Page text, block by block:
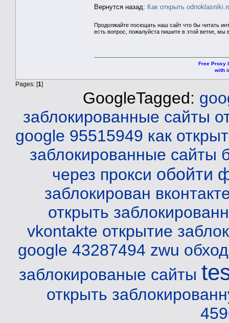
Вернутся назад: Как открыть
Продолжайте посещать наш сайт что бы читать
есть вопрос, пожалуйста пишите в этой ветке, мы
Free Proxy
with
Pages: [1]
GoogleTagged:
заблокированные сайты
google 95515949 как
заблокированные сайты
через прокси обойти
заблокирован
открыть
vkontakte открытие
google 43287494 zwu
заблокированые сайты
открыть